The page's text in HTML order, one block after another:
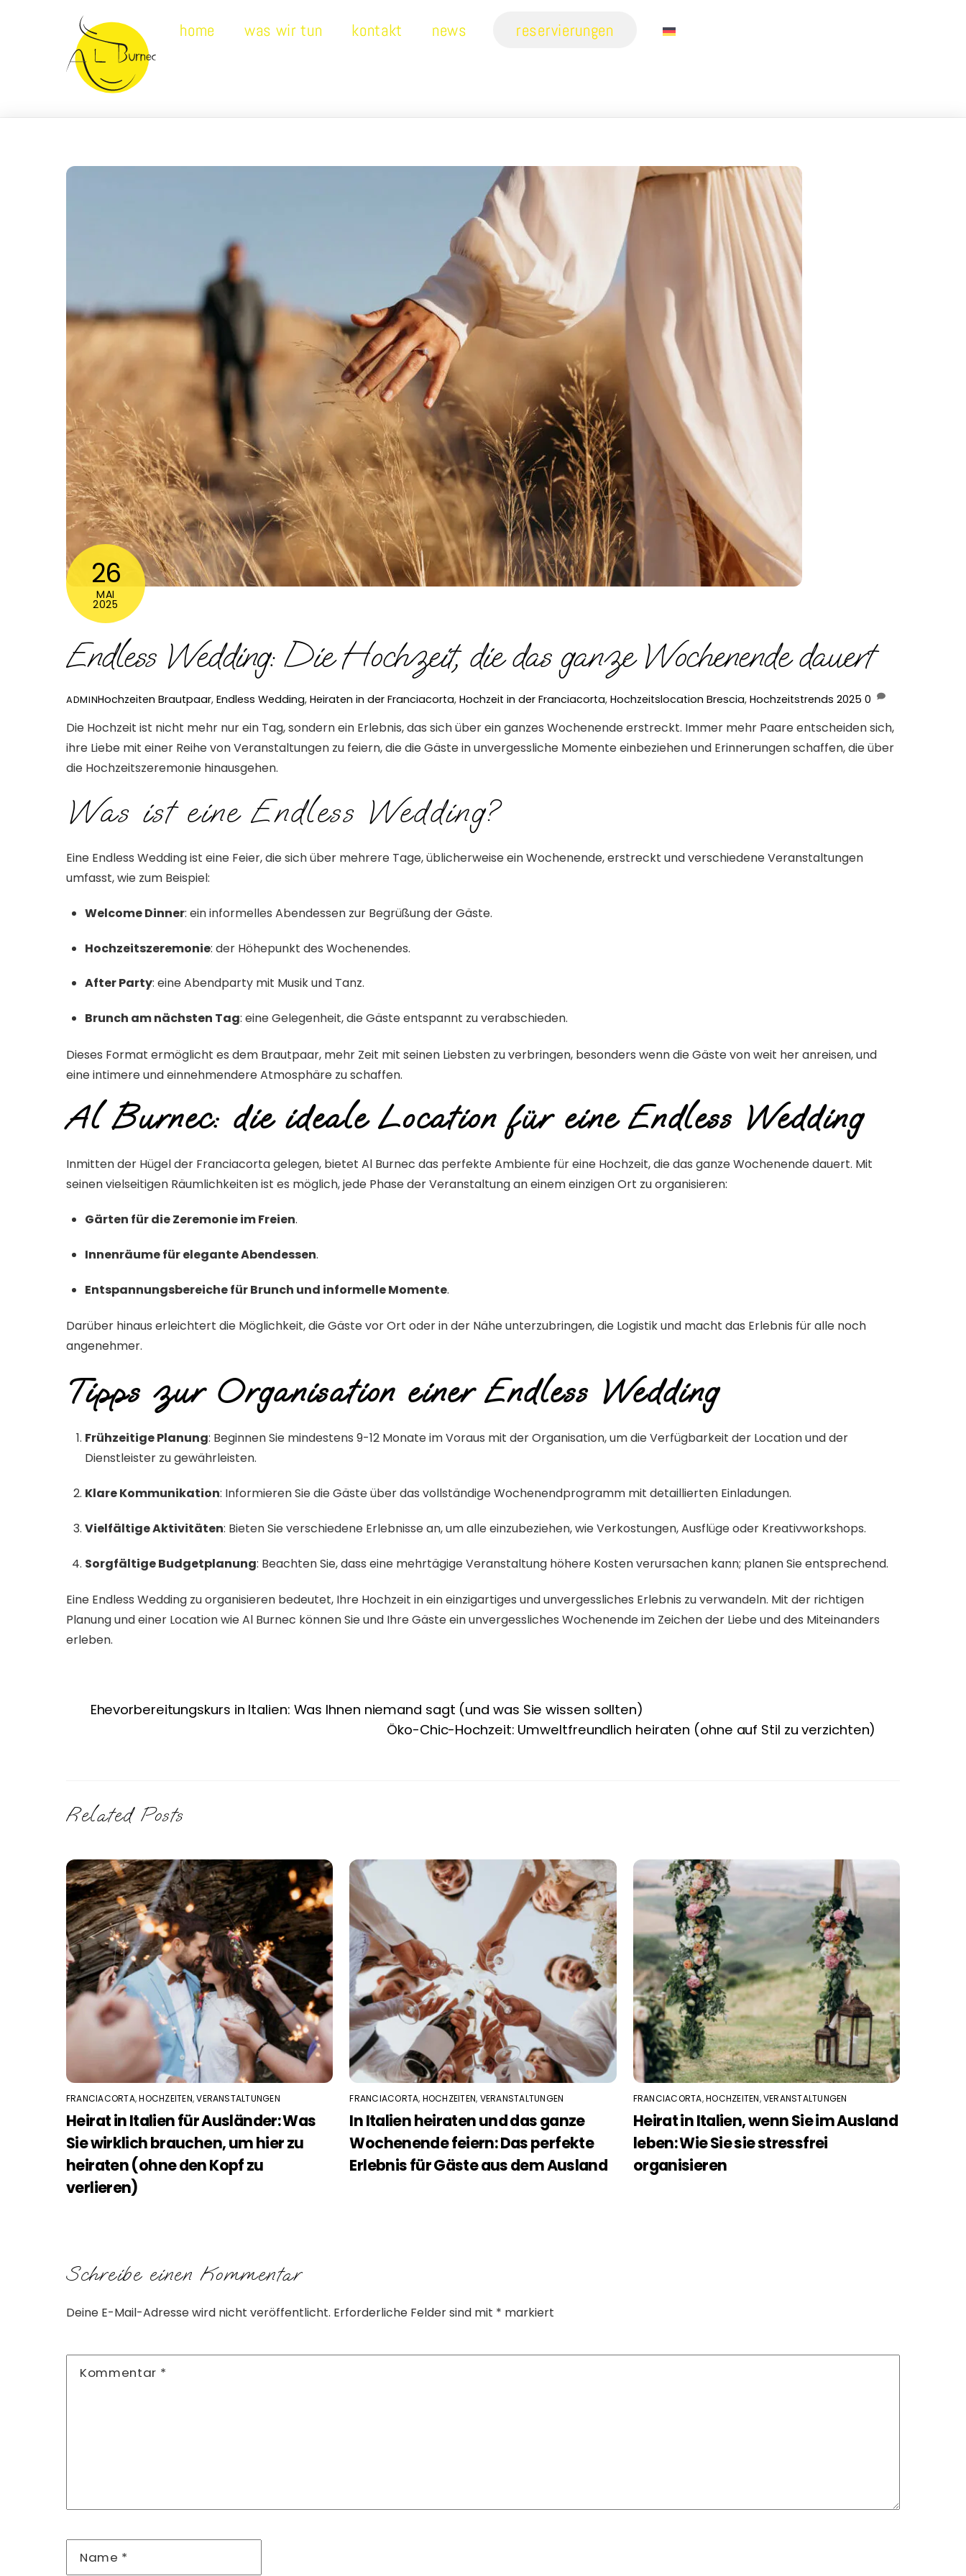
home was wir tun kontakt news reservierungen
26
MAI
2025
Endless Wedding: Die Hochzeit, die das ganze Wochenende dauert
ADMINHochzeiten Brautpaar,Endless Wedding,Heiraten in der Franciacorta,Hochzeit in der Franciacorta,Hochzeitslocation Brescia,Hochzeitstrends 2025 0
Die Hochzeit ist nicht mehr nur ein Tag, sondern ein Erlebnis, das sich über ein ganzes Wochenende erstreckt. Immer mehr Paare entscheiden sich,
ihre Liebe mit einer Reihe von Veranstaltungen zu feiern, die die Gäste in unvergessliche Momente einbeziehen und Erinnerungen schaffen, die über
die Hochzeitszeremonie hinausgehen.
Was ist eine Endless Wedding?
Eine Endless Wedding ist eine Feier, die sich über mehrere Tage, üblicherweise ein Wochenende, erstreckt und verschiedene Veranstaltungen
umfasst, wie zum Beispiel:
Welcome Dinner: ein informelles Abendessen zur Begrüßung der Gäste.
Hochzeitszeremonie: der Höhepunkt des Wochenendes.
After Party: eine Abendparty mit Musik und Tanz.
Brunch am nächsten Tag: eine Gelegenheit, die Gäste entspannt zu verabschieden.
Dieses Format ermöglicht es dem Brautpaar, mehr Zeit mit seinen Liebsten zu verbringen, besonders wenn die Gäste von weit her anreisen, und
eine intimere und einnehmendere Atmosphäre zu schaffen.
Al Burnec: die ideale Location für eine Endless Wedding
Inmitten der Hügel der Franciacorta gelegen, bietet Al Burnec das perfekte Ambiente für eine Hochzeit, die das ganze Wochenende dauert. Mit
seinen vielseitigen Räumlichkeiten ist es möglich, jede Phase der Veranstaltung an einem einzigen Ort zu organisieren:
Gärten für die Zeremonie im Freien.
Innenräume für elegante Abendessen.
Entspannungsbereiche für Brunch und informelle Momente.
Darüber hinaus erleichtert die Möglichkeit, die Gäste vor Ort oder in der Nähe unterzubringen, die Logistik und macht das Erlebnis für alle noch
angenehmer.
Tipps zur Organisation einer Endless Wedding
Frühzeitige Planung: Beginnen Sie mindestens 9-12 Monate im Voraus mit der Organisation, um die Verfügbarkeit der Location und der
Dienstleister zu gewährleisten.
Klare Kommunikation: Informieren Sie die Gäste über das vollständige Wochenendprogramm mit detaillierten Einladungen.
Vielfältige Aktivitäten: Bieten Sie verschiedene Erlebnisse an, um alle einzubeziehen, wie Verkostungen, Ausflüge oder Kreativworkshops.
Sorgfältige Budgetplanung: Beachten Sie, dass eine mehrtägige Veranstaltung höhere Kosten verursachen kann; planen Sie entsprechend.
Eine Endless Wedding zu organisieren bedeutet, Ihre Hochzeit in ein einzigartiges und unvergessliches Erlebnis zu verwandeln. Mit der richtigen
Planung und einer Location wie Al Burnec können Sie und Ihre Gäste ein unvergessliches Wochenende im Zeichen der Liebe und des Miteinanders
erleben.
Ehevorbereitungskurs in Italien: Was Ihnen niemand sagt (und was Sie wissen sollten)
Öko-Chic-Hochzeit: Umweltfreundlich heiraten (ohne auf Stil zu verzichten)
Related Posts
FRANCIACORTA,HOCHZEITEN,VERANSTALTUNGEN
Heirat in Italien für Ausländer: Was
Sie wirklich brauchen, um hier zu
heiraten (ohne den Kopf zu
verlieren)
FRANCIACORTA, HOCHZEITEN, VERANSTALTUNGEN
In Italien heiraten und das ganze
Wochenende feiern: Das perfekte
Erlebnis für Gäste aus dem Ausland
FRANCIACORTA,HOCHZEITEN,VERANSTALTUNGEN
Heirat in Italien, wenn Sie im Ausland
leben: Wie Sie sie stressfrei
organisieren
Schreibe einen Kommentar
Deine E-Mail-Adresse wird nicht veröffentlicht. Erforderliche Felder sind mit * markiert
Kommentar *
Name *